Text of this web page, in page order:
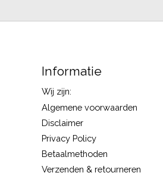
Informatie
Wij zijn:
Algemene voorwaarden
Disclaimer
Privacy Policy
Betaalmethoden
Verzenden & retourneren